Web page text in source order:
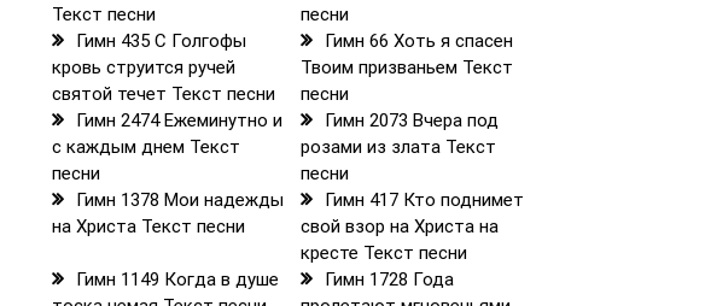
Текст песни
песни
Гимн 435 С Голгофы
кровь струится ручей
святой течет Текст песни
Гимн 66 Хоть я спасен
Твоим призваньем Текст
песни
Гимн 2474 Ежеминутно и
с каждым днем Текст
песни
Гимн 2073 Вчера под
розами из злата Текст
песни
Гимн 1378 Мои надежды
на Христа Текст песни
Гимн 417 Кто поднимет
свой взор на Христа на
кресте Текст песни
Гимн 1149 Когда в душе
Гимн 1728 Года